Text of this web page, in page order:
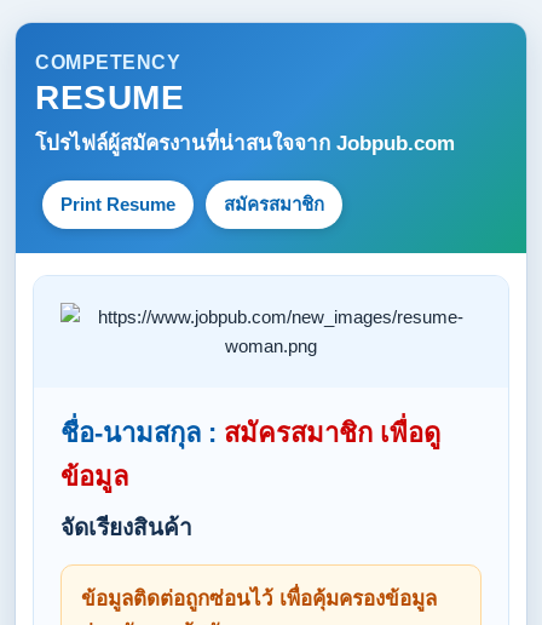
COMPETENCY
RESUME
โปรไฟล์ผู้สมัครงานที่น่าสนใจจาก Jobpub.com
Print Resume สมัครสมาชิก
ชื่อ-นามสกุล : สมัครสมาชิก เพื่อดู
ข้อมูล
จัดเรียงสินค้า
ข้อมูลติดต่อถูกซ่อนไว้ เพื่อคุ้มครองข้อมูล